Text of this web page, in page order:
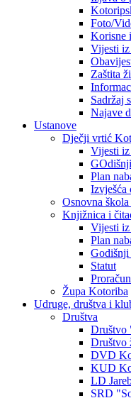
Foto/
Korisne
Vijesti
Zaštita
Sadržaj
Najave
Ustanove
Dječji vrtić
Vijesti
Plan
Izvješća
Osnovna
Knjižnica i
Vijesti
Plan
Godišnji
Statut
Proračun
Župa Kotoriba
Udruge, društva i
Društva
Društvo
Društvo
DVD
KUD
LD
SRD